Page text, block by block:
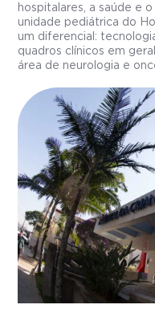
hospitalares, a saúde e
unidade pediátrica do
um diferencial:
quadros clínicos em
área de neurologia e